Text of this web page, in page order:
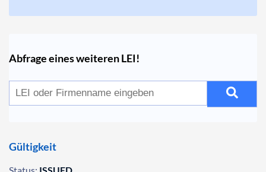
Abfrage eines weiteren LEI!
Gültigkeit